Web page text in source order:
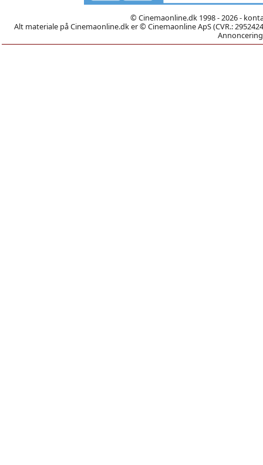
© Cinemaonline.dk 1998 - 2026 -
Alt materiale på Cinemaonline.dk er © Cinemaonline ApS (CVR.: